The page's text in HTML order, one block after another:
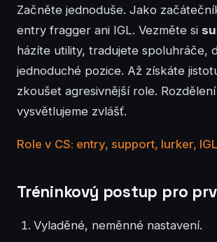
Začněte jednoduše. Jako
entry fragger ani IGL. Vezměte si
házíte utility, tradujete spoluhráče,
jednoduché pozice. Až získáte
zkoušet agresivnější role.
vysvětlujeme zvlášť.
Role v CS: entry, support, lurker,
Tréninkový postup pro
Vyladěné, neměnné nastavení.